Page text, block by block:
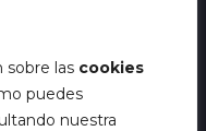
sobre las cookies
puedes
nuestra